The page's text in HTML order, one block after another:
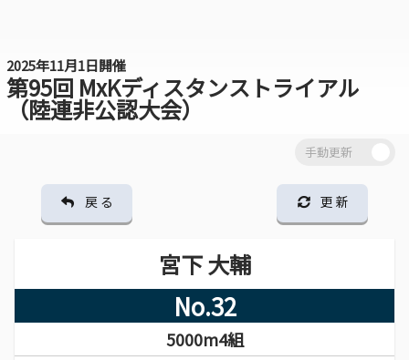
2025年11月1日開催
第95回 MxKディスタンストライアル
（陸連非公認大会）
戻 る 更 新
宮下 大輔
No.32
5000m4組